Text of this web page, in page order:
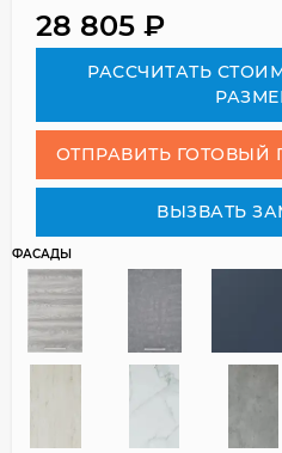
28 805 ₽
РАСCЧИТАТЬ
ОТПРАВИТЬ ГОТОВЫЙ
ВЫЗВАТЬ
ФАСАДЫ